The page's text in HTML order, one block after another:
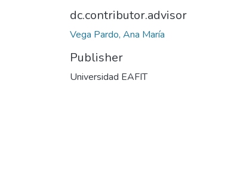
dc.contributor.advisor
Vega Pardo, Ana María
Publisher
Universidad EAFIT